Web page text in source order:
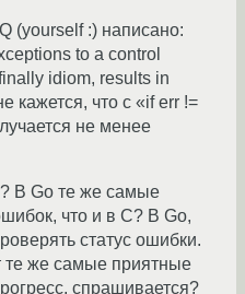
(yourself :) написано:
to a control
idiom, results in
кажется, что с «if err !=
не менее
В Go те же самые
что и в C? В Go,
статус ошибки.
те же самые приятные
спрашивается?